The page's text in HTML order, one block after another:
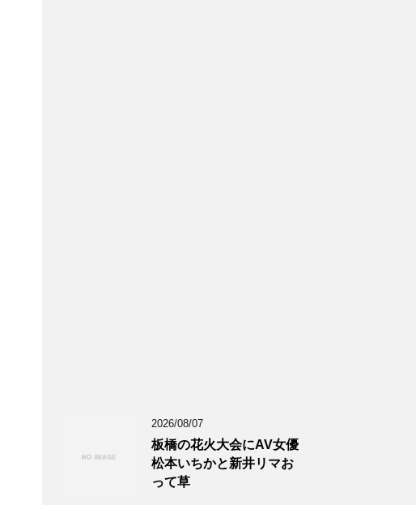
2026/08/07
板橋の花火大会にAV女優
松本いちかと新井リマお
って草